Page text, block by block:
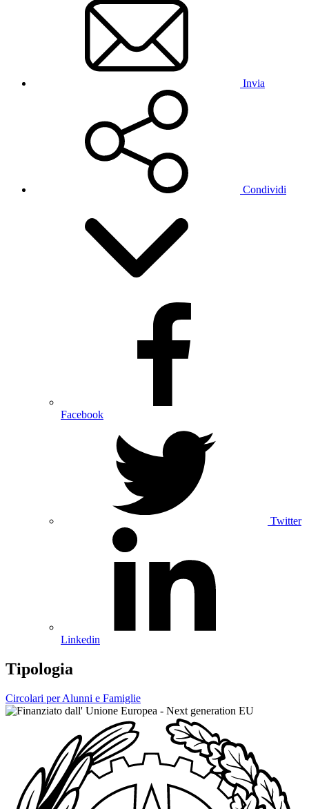
Invia
Condividi
Facebook
Twitter
Linkedin
Tipologia
Circolari per Alunni e Famiglie